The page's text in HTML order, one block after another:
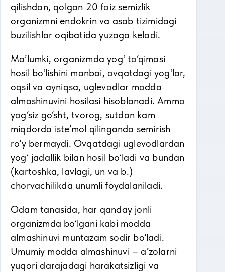
qilishdan, qolgan 20 foiz semizlik
organizmni endokrin va asab tizimidagi
buzilishlar oqibatida yuzaga keladi.
Ma’lumki, organizmda yog‘ to‘qimasi
hosil bo‘lishini manbai, ovqatdagi yog‘lar,
oqsil va ayniqsa, uglevodlar modda
almashinuvini hosilasi hisoblanadi. Ammo
yog‘siz go‘sht, tvorog, sutdan kam
miqdorda iste’mol qilinganda semirish
ro‘y bermaydi. Ovqatdagi uglevodlardan
yog‘ jadallik bilan hosil bo‘ladi va bundan
(kartoshka, lavlagi, un va b.)
chorvachilikda unumli foydalaniladi.
Odam tanasida, har qanday jonli
organizmda bo‘lgani kabi modda
almashinuvi muntazam sodir bo‘ladi.
Umumiy modda almashinuvi – a’zolarni
yuqori darajadagi harakatsizligi va